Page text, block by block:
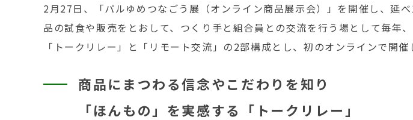
2月27日、「パルゆめつなごう展（オンライン商品展示会）」を開催し、延
品の試食や販売をとおして、つくり手と組合員との交流を行う場として毎年
「トークリレー」と「リモート交流」の2部構成とし、初のオンラインで開催
商品にまつわる信念やこだわりを知り
「ほんもの」を実感する「トークリレー」